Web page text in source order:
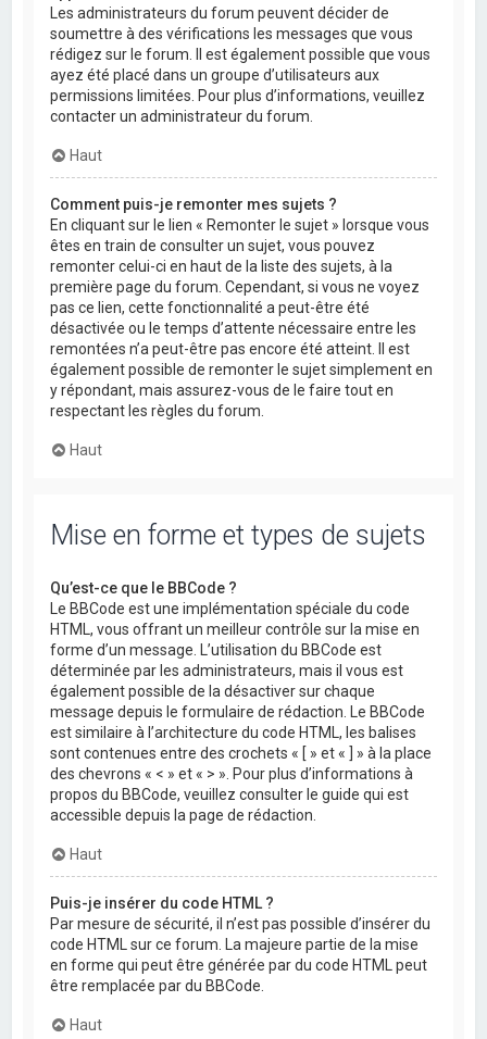
Les administrateurs du forum peuvent décider de
soumettre à des vérifications les messages que vous
rédigez sur le forum. Il est également possible que vous
ayez été placé dans un groupe d’utilisateurs aux
permissions limitées. Pour plus d’informations, veuillez
contacter un administrateur du forum.
Haut
Comment puis-je remonter mes sujets ?
En cliquant sur le lien « Remonter le sujet » lorsque vous
êtes en train de consulter un sujet, vous pouvez
remonter celui-ci en haut de la liste des sujets, à la
première page du forum. Cependant, si vous ne voyez
pas ce lien, cette fonctionnalité a peut-être été
désactivée ou le temps d’attente nécessaire entre les
remontées n’a peut-être pas encore été atteint. Il est
également possible de remonter le sujet simplement en
y répondant, mais assurez-vous de le faire tout en
respectant les règles du forum.
Haut
Mise en forme et types de sujets
Qu’est-ce que le BBCode ?
Le BBCode est une implémentation spéciale du code
HTML, vous offrant un meilleur contrôle sur la mise en
forme d’un message. L’utilisation du BBCode est
déterminée par les administrateurs, mais il vous est
également possible de la désactiver sur chaque
message depuis le formulaire de rédaction. Le BBCode
est similaire à l’architecture du code HTML, les balises
sont contenues entre des crochets « [ » et « ] » à la place
des chevrons « < » et « > ». Pour plus d’informations à
propos du BBCode, veuillez consulter le guide qui est
accessible depuis la page de rédaction.
Haut
Puis-je insérer du code HTML ?
Par mesure de sécurité, il n’est pas possible d’insérer du
code HTML sur ce forum. La majeure partie de la mise
en forme qui peut être générée par du code HTML peut
être remplacée par du BBCode.
Haut